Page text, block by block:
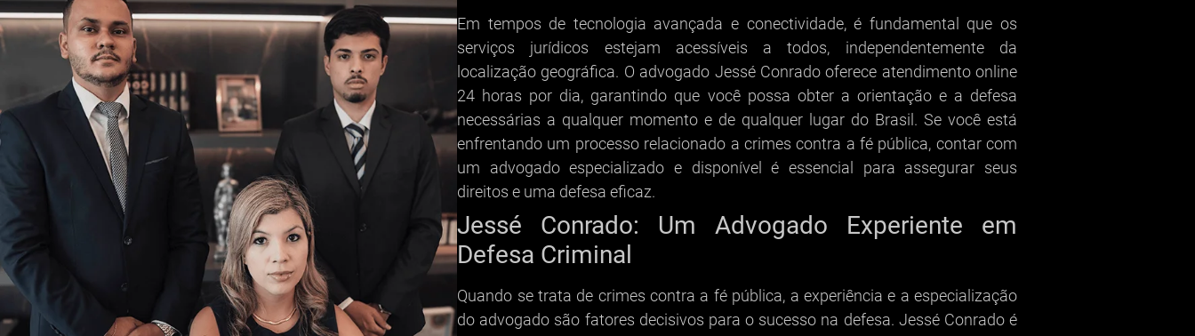
Em tempos de tecnologia avançada e conectividade, é fundamental que os
serviços jurídicos estejam acessíveis a todos, independentemente da
localização geográfica. O advogado Jessé Conrado oferece atendimento online
24 horas por dia, garantindo que você possa obter a orientação e a defesa
necessárias a qualquer momento e de qualquer lugar do Brasil. Se você está
enfrentando um processo relacionado a crimes contra a fé pública, contar com
um advogado especializado e disponível é essencial para assegurar seus
direitos e uma defesa eficaz.
Jessé Conrado: Um Advogado Experiente em
Defesa Criminal
Quando se trata de crimes contra a fé pública, a experiência e a especialização
do advogado são fatores decisivos para o sucesso na defesa. Jessé Conrado é